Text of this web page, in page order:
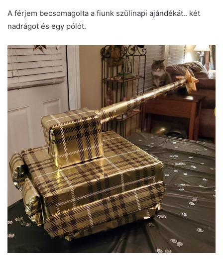
A férjem becsomagolta a fiunk szülinapi ajándékát.. két
nadrágot és egy pólót.